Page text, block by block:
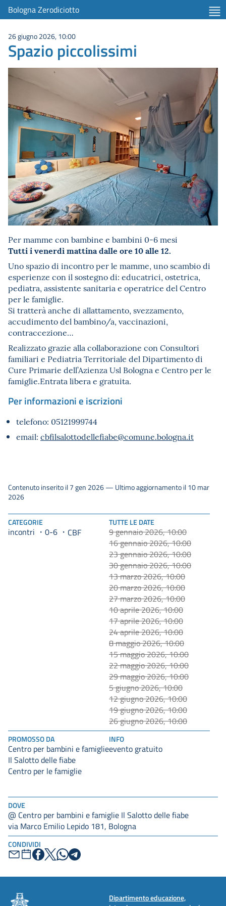
Bologna Zerodiciotto
DOVE
@ Centro per bambini e famiglie Il Salotto delle fiabe
via Marco Emilio Lepido 181, Bologna
CONDIVIDI
26 giugno 2026, 10:00
Spazio piccolissimi
Per mamme con bambine e bambini 0-6 mesi
Tutti i venerdì mattina dalle ore 10 alle 12.
Uno spazio di incontro per le mamme, uno scambio di
esperienze con il sostegno di: educatrici, ostetrica,
pediatra, assistente sanitaria e operatrice del Centro
per le famiglie.
Si tratterà anche di allattamento, svezzamento,
accudimento del bambino/a, vaccinazioni,
contraccezione…
Realizzato grazie alla collaborazione con Consultori
familiari e Pediatria Territoriale del Dipartimento di
Cure Primarie dell’Azienza Usl Bologna e Centro per le
famiglie.Entrata libera e gratuita.
Per informazioni e iscrizioni
telefono: 05121999744
email: cbfilsalottodellefiabe@comune.bologna.it
CATEGORIE
incontri 0-6 CBF
TUTTE LE DATE
9 gennaio 2026, 10:00
16 gennaio 2026, 10:00
23 gennaio 2026, 10:00
30 gennaio 2026, 10:00
13 marzo 2026, 10:00
20 marzo 2026, 10:00
27 marzo 2026, 10:00
10 aprile 2026, 10:00
17 aprile 2026, 10:00
24 aprile 2026, 10:00
8 maggio 2026, 10:00
15 maggio 2026, 10:00
22 maggio 2026, 10:00
29 maggio 2026, 10:00
5 giugno 2026, 10:00
12 giugno 2026, 10:00
19 giugno 2026, 10:00
26 giugno 2026, 10:00
PROMOSSO DA
Centro per bambini e famiglie
Il Salotto delle fiabe
Centro per le famiglie
INFO
evento gratuito
Contenuto inserito il 7 gen 2026 — Ultimo aggiornamento il 10 mar
2026
Dipartimento educazione,